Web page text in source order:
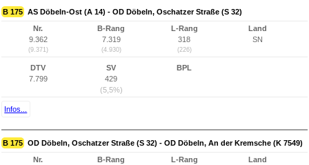
B 175 AS Döbeln-Ost (A 14) - OD Döbeln, Oschatzer Straße (S 32)
Nr.
9.362
(9.371)
B-Rang
7.319
(4.930)
L-Rang
318
(226)
Land
SN
DTV
7.799
SV
429
(5,5%)
BPL
Infos...
B 175 OD Döbeln, Oschatzer Straße (S 32) - OD Döbeln, An der Kremsche (K 7549)
Nr.
B-Rang
L-Rang
Land